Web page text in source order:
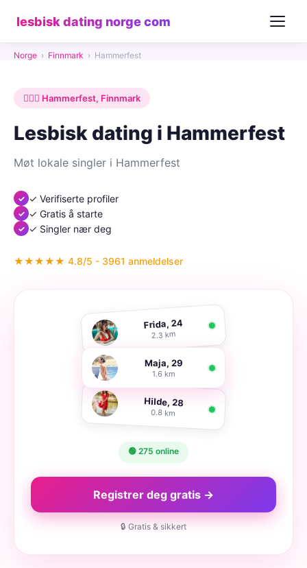
lesbisk dating norge com
Norge › Finnmark › Hammerfest
👩‍❤️‍👩 Hammerfest, Finnmark
Lesbisk dating i Hammerfest
Møt lokale singler i Hammerfest
✓ Verifiserte profiler
✓ Gratis å starte
✓ Singler nær deg
★★★★★ 4.8/5 - 3961 anmeldelser
Frida, 24
2.3 km
Maja, 29
1.6 km
Hilde, 28
0.8 km
🟢 275 online
Registrer deg gratis →
🔒 Gratis & sikkert